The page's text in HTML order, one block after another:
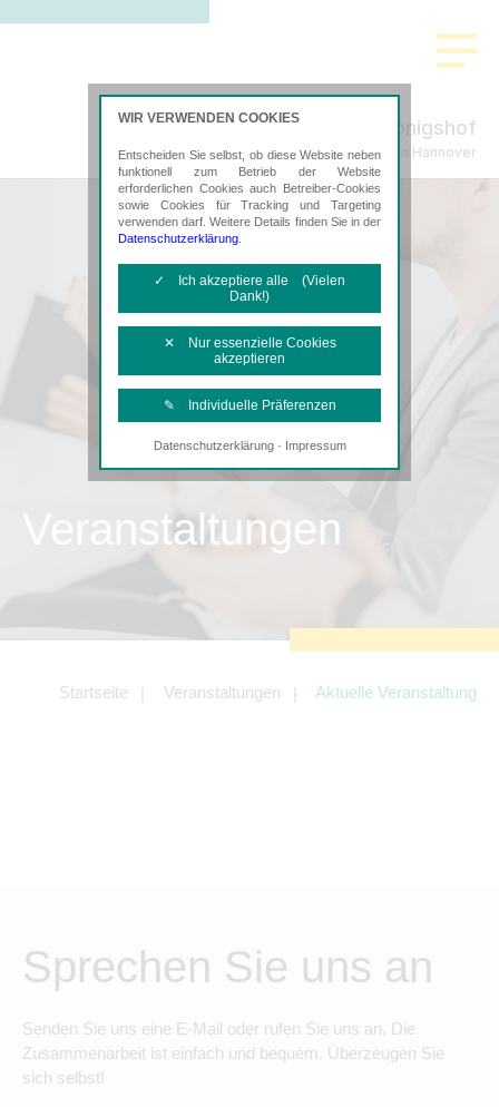
Im Königshof
Steuerberatung in Hannover
Veranstaltungen
Startseite Veranstaltungen Aktuelle Veranstaltung
Sprechen Sie uns an
Senden Sie uns eine E-Mail oder rufen Sie uns an. Die
Zusammenarbeit ist einfach und bequem. Überzeugen Sie
sich selbst!
WIR VERWENDEN COOKIES
Entscheiden Sie selbst, ob diese Website neben
funktionell zum Betrieb der Website
erforderlichen Cookies auch Betreiber-Cookies
sowie Cookies für Tracking und Targeting
verwenden darf. Weitere Details finden Sie in der
Datenschutzerklärung
✓ Ich akzeptiere alle (Vielen
Dank!)
✕ Nur essenzielle Cookies
akzeptieren
✎ Individuelle Präferenzen
Notwendige Cookies
Diese Cookies sind erforderlich, um die
Tracking- und Targeting-Cookies
Angebotes einschließlich der
Angeboten von z.B. Facebook und
LinkedIn.
Datenschutzerklärung· Impressum